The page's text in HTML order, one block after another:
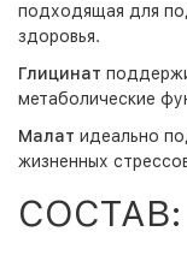
подходящая для
здоровья.
Глицинат
метаболические
Малат идеально
жизненных
СОСТАВ: